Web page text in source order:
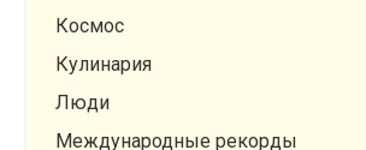
Космос
Кулинария
Люди
Международные рекорды